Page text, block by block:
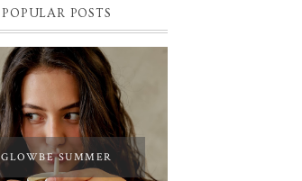
POPULAR POSTS
GLOWBE SUMMER